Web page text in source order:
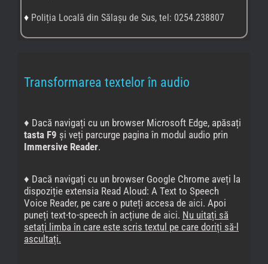
♦ Poliția Locală din Sălașu de Sus, tel: 0254.238807
Transformarea textelor în audio
♦ Dacă navigați cu un browser Microsoft Edge, apăsați
tasta F9 și veți parcurge pagina în modul audio prin
Immersive Reader.
♦ Dacă navigați cu un browser Google Chrome aveți la
dispoziție extensia Read Aloud: A Text to Speech
Voice Reader, pe care o puteți accesa de aici. Apoi
puneți text-to-speech în acțiune de aici. Nu uitați să
setați limba în care este scris textul pe care doriți să-l
ascultați.